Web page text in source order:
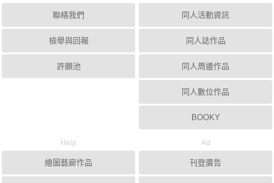
聯絡我們
檢舉與回報
許願池
同人活動資訊
同人誌作品
同人周邊作品
同人數位作品
BOOKY
Help
繪圖藝廊作品
Ad
刊登廣告